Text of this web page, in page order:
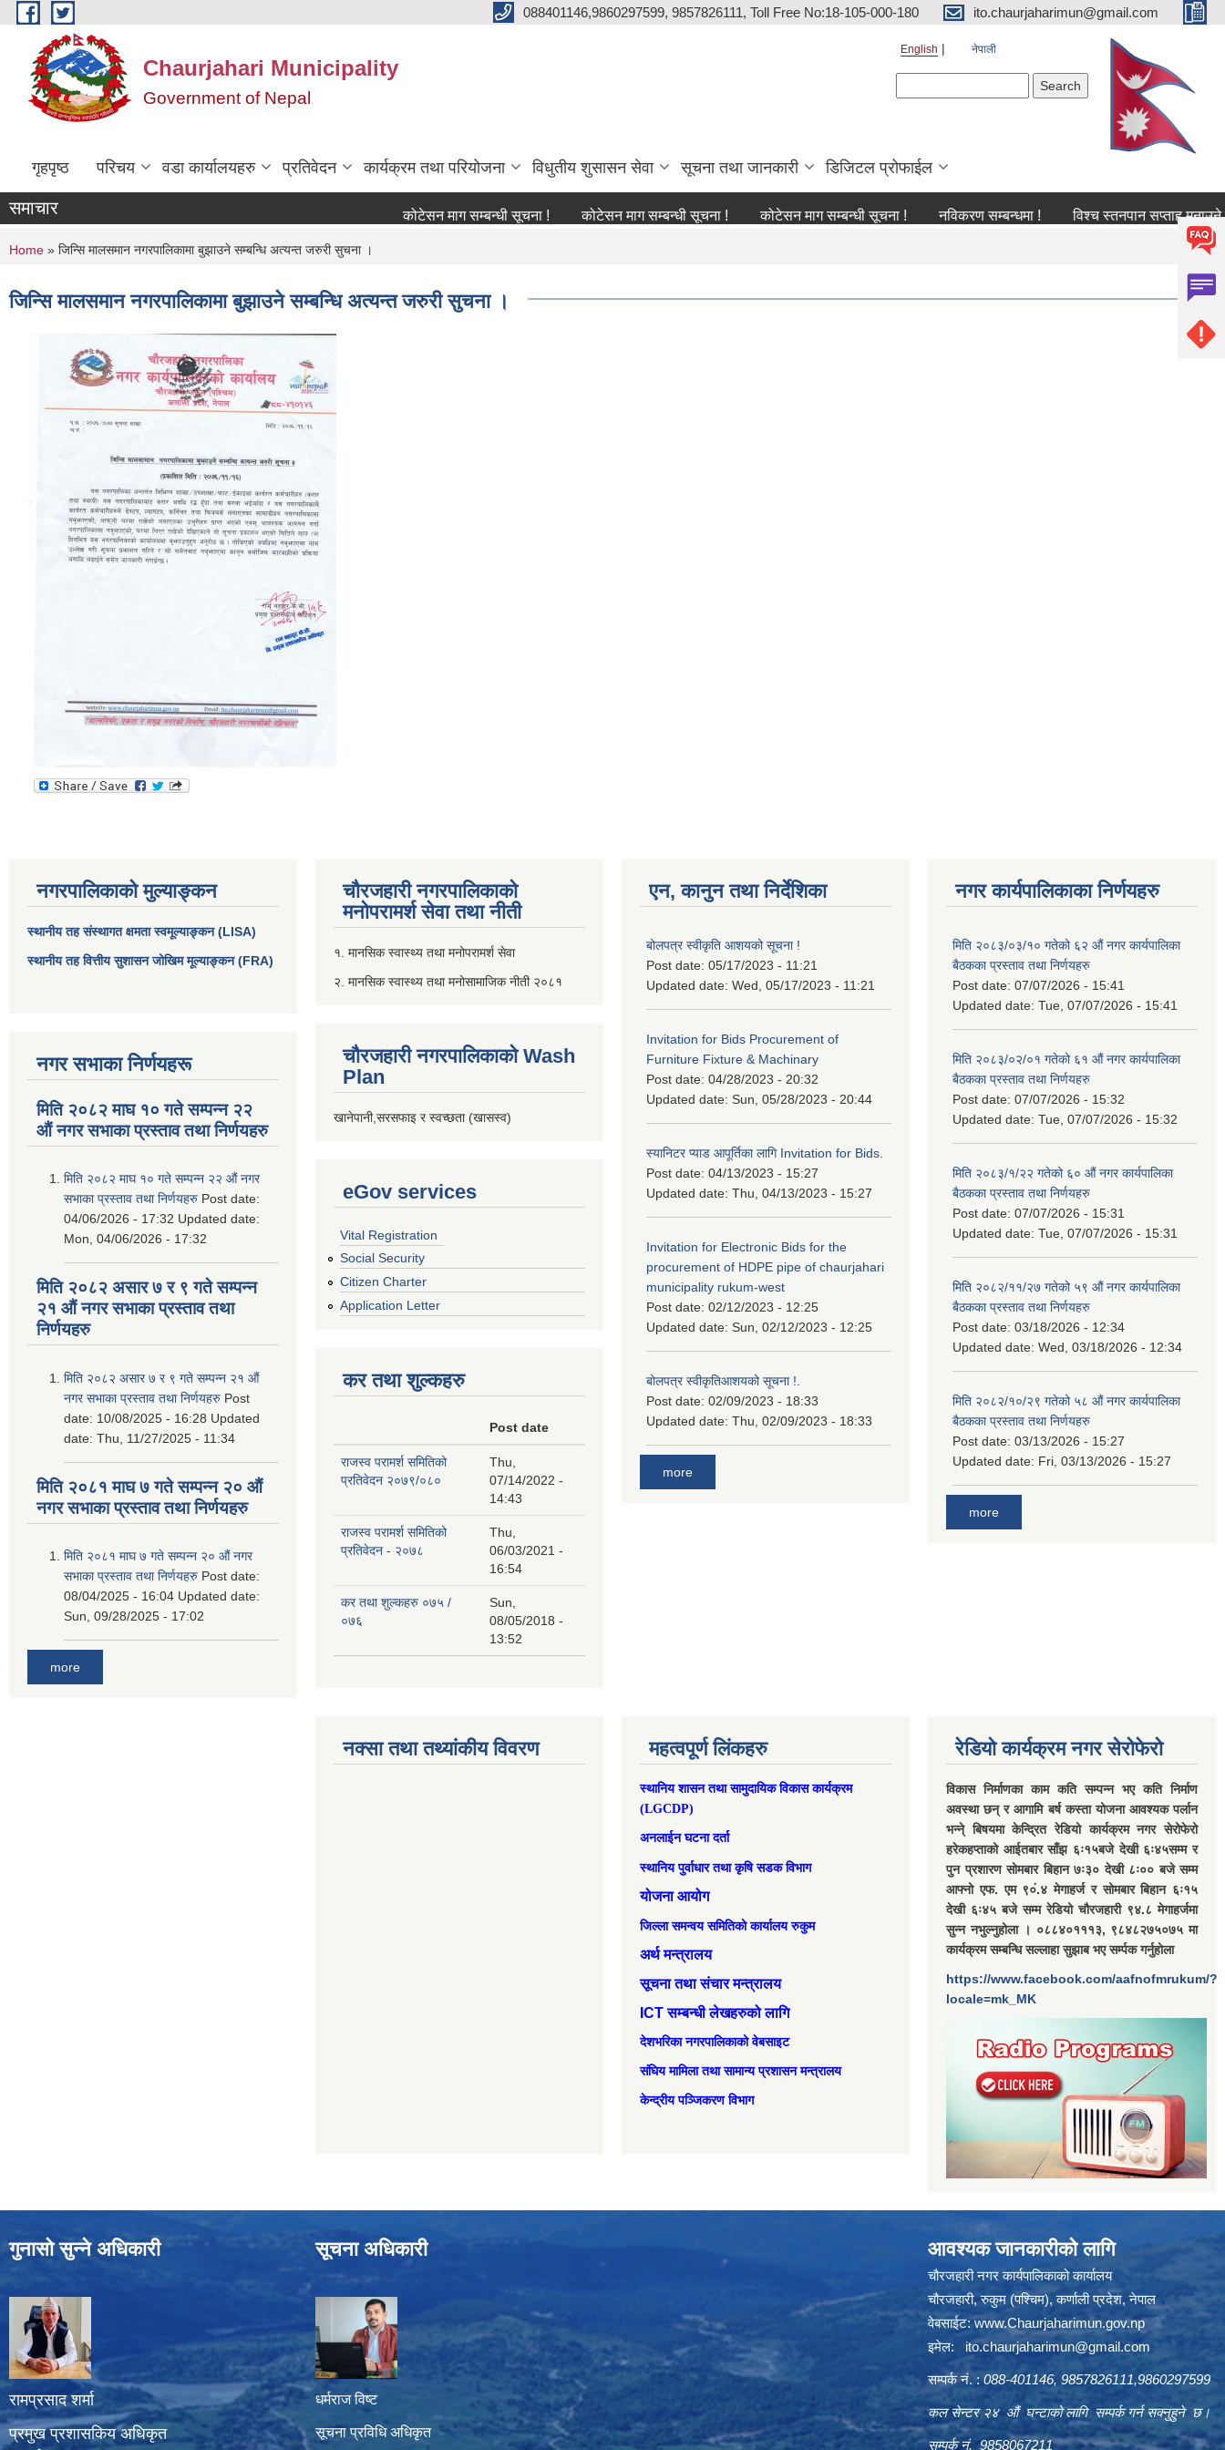
Skip to main content 088401146,9860297599, 9857826111, Toll Free No:18-105-000-180 ito.chaurjaharimun@gmail.com
Chaurjahari Municipality
Government of Nepal
English नेपाली
गृहपृष्ठ परिचय वडा कार्यालयहरु प्रतिवेदन कार्यक्रम तथा परियोजना विधुतीय शुसासन सेवा सूचना तथा जानकारी डिजिटल प्रोफाईल
समाचार कोटेसन माग सम्बन्धी सूचना ! कोटेसन माग सम्बन्धी सूचना ! कोटेसन माग सम्बन्धी सूचना ! नविकरण सम्बन्धमा ! विश्च स्तनपान सप्ताह मनाउने सम्बन्धी
You are here
Home » जिन्सि मालसमान नगरपालिकामा बुझाउने सम्बन्धि अत्यन्त जरुरी सुचना ।
जिन्सि मालसमान नगरपालिकामा बुझाउने सम्बन्धि अत्यन्त जरुरी सुचना ।
नगरपालिकाको मुल्याङ्कन
स्थानीय तह संस्थागत क्षमता स्वमूल्याङ्कन (LISA)
स्थानीय तह वित्तीय सुशासन जोखिम मूल्याङ्कन (FRA)
नगर सभाका निर्णयहरू
मिति २०८२ माघ १० गते सम्पन्न २२
औं नगर सभाका प्रस्ताव तथा निर्णयहरु
मिति २०८२ माघ १० गते सम्पन्न २२ औं नगर
सभाका प्रस्ताव तथा निर्णयहरु Post date:
04/06/2026 - 17:32 Updated date:
Mon, 04/06/2026 - 17:32
मिति २०८२ असार ७ र ९ गते सम्पन्न
२१ औं नगर सभाका प्रस्ताव तथा
निर्णयहरु
मिति २०८२ असार ७ र ९ गते सम्पन्न २१ औं
नगर सभाका प्रस्ताव तथा निर्णयहरु Post
date: 10/08/2025 - 16:28 Updated
date: Thu, 11/27/2025 - 11:34
मिति २०८१ माघ ७ गते सम्पन्न २० औं
नगर सभाका प्रस्ताव तथा निर्णयहरु
मिति २०८१ माघ ७ गते सम्पन्न २० औं नगर
सभाका प्रस्ताव तथा निर्णयहरु Post date:
08/04/2025 - 16:04 Updated date:
Sun, 09/28/2025 - 17:02
more
चौरजहारी नगरपालिकाको
मनोपरामर्श सेवा तथा नीती
१. मानसिक स्वास्थ्य तथा मनोपरामर्श सेवा
२. मानसिक स्वास्थ्य तथा मनोसामाजिक नीती २०८१
चौरजहारी नगरपालिकाको Wash
Plan
खानेपानी,सरसफाइ र स्वच्छता (खासस्व)
eGov services
Vital Registration
Social Security
Citizen Charter
Application Letter
कर तथा शुल्कहरु
Post date
राजस्व परामर्श समितिको
प्रतिवेदन २०७९/०८०
Thu,
07/14/2022 -
14:43
राजस्व परामर्श समितिको
प्रतिवेदन - २०७८
Thu,
06/03/2021 -
16:54
कर तथा शुल्कहरु ०७५ /
०७६
Sun,
08/05/2018 -
13:52
एन, कानुन तथा निर्देशिका
बोलपत्र स्वीकृति आशयको सूचना !
Post date: 05/17/2023 - 11:21
Updated date: Wed, 05/17/2023 - 11:21
Invitation for Bids Procurement of
Furniture Fixture & Machinary
Post date: 04/28/2023 - 20:32
Updated date: Sun, 05/28/2023 - 20:44
स्यानिटर प्याड आपूर्तिका लागि Invitation for Bids.
Post date: 04/13/2023 - 15:27
Updated date: Thu, 04/13/2023 - 15:27
Invitation for Electronic Bids for the
procurement of HDPE pipe of chaurjahari
municipality rukum-west
Post date: 02/12/2023 - 12:25
Updated date: Sun, 02/12/2023 - 12:25
बोलपत्र स्वीकृतिआशयको सूचना !.
Post date: 02/09/2023 - 18:33
Updated date: Thu, 02/09/2023 - 18:33
more
नगर कार्यपालिकाका निर्णयहरु
मिति २०८३/०३/१० गतेको ६२ औं नगर कार्यपालिका
बैठकका प्रस्ताव तथा निर्णयहरु
Post date: 07/07/2026 - 15:41
Updated date: Tue, 07/07/2026 - 15:41
मिति २०८३/०२/०१ गतेको ६१ औं नगर कार्यपालिका
बैठकका प्रस्ताव तथा निर्णयहरु
Post date: 07/07/2026 - 15:32
Updated date: Tue, 07/07/2026 - 15:32
मिति २०८३/१/२२ गतेको ६० औं नगर कार्यपालिका
बैठकका प्रस्ताव तथा निर्णयहरु
Post date: 07/07/2026 - 15:31
Updated date: Tue, 07/07/2026 - 15:31
मिति २०८२/११/२७ गतेको ५९ औं नगर कार्यपालिका
बैठकका प्रस्ताव तथा निर्णयहरु
Post date: 03/18/2026 - 12:34
Updated date: Wed, 03/18/2026 - 12:34
मिति २०८२/१०/२९ गतेको ५८ औं नगर कार्यपालिका
बैठकका प्रस्ताव तथा निर्णयहरु
Post date: 03/13/2026 - 15:27
Updated date: Fri, 03/13/2026 - 15:27
more
नक्सा तथा तथ्यांकीय विवरण महत्वपूर्ण लिंकहरु
स्थानिय शासन तथा सामुदायिक विकास कार्यक्रम
(LGCDP)
अनलाईन घटना दर्ता
स्थानिय पुर्वाधार तथा कृषि सडक विभाग
योजना आयोग
जिल्ला समन्वय समितिको कार्यालय रुकुम
अर्थ मन्त्रालय
सूचना तथा संचार मन्त्रालय
ICT सम्बन्धी लेखहरुको लागि
देशभरिका नगरपालिकाको वेबसाइट
संघिय मामिला तथा सामान्‍य प्रशासन मन्त्रालय
केन्द्रीय पञ्जिकरण विभाग
रेडियो कार्यक्रम नगर सेरोफेरो
विकास निर्माणका काम कति सम्पन्न भए कति निर्माण
अवस्था छन् र आगामि बर्ष कस्ता योजना आवश्यक पर्लान
भन्ने् बिषयमा केन्द्रित रेडियो कार्यक्रम नगर सेरोफेरो
हरेकहप्ताको आईतबार साँझ ६ः१५बजे देखी ६ः४५सम्म र
पुन प्रशारण सोमबार बिहान ७ः३० देखी ८ः०० बजे सम्म
आफ्नो एफ. एम ९०ं.४ मेगाहर्ज र सोमबार बिहान ६ः१५
देखी ६ः४५ बजे सम्म रेडियो चौरजहारी ९४.८ मेगाहर्जमा
सुन्न नभुल्नुहोला । ०८८४०१११३, ९८४८२७५०७५ मा
कार्यक्रम सम्बन्धि सल्लाहा सुझाब भए सर्म्पक गर्नुहोला
https://www.facebook.com/aafnofmrukum/?
locale=mk_MK
गुनासो सुन्ने अधिकारी
रामप्रसाद शर्मा
प्रमुख प्रशासकिय अधिकृत
सूचना अधिकारी
धर्मराज विष्ट
सूचना प्रविधि अधिकृत
आवश्यक जानकारीको लागि
चौरजहारी नगर कार्यपालिकाको कार्यालय
चौरजहारी, रुकुम (पश्चिम), कर्णाली प्रदेश, नेपाल
वेबसाईट:www.Chaurjaharimun.gov.np
इमेल: ito.chaurjaharimun@gmail.com
सम्पर्क नं. : 088-401146, 9857826111,9860297599
कल सेन्टर २४ औं घन्टाको लागि सम्पर्क गर्न सक्नुहुने छ।
सम्पर्क नं. 9858067211